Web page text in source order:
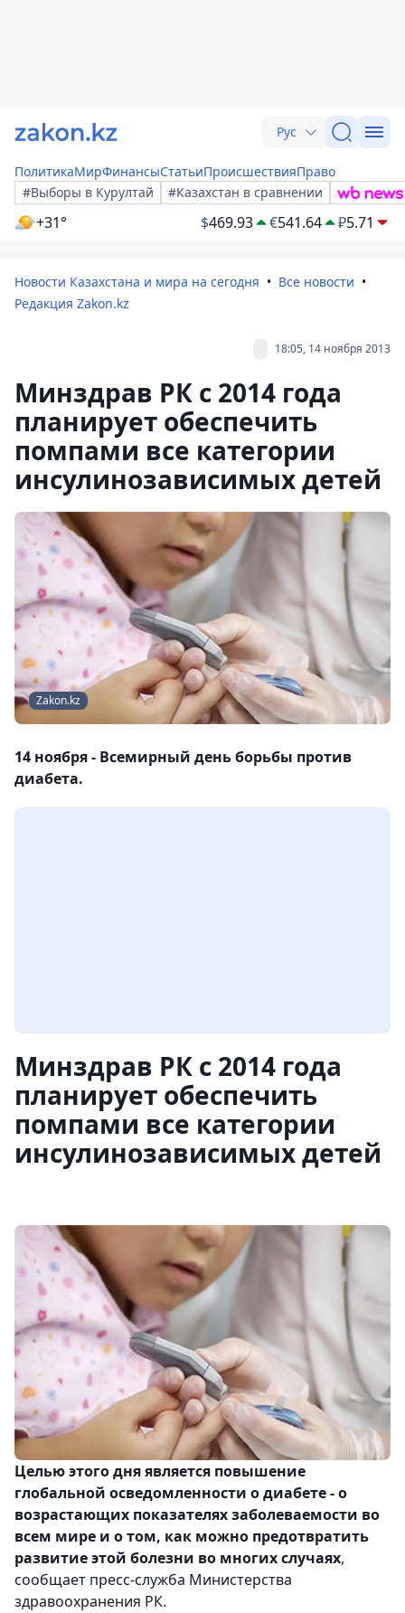
Рус
ПолитикаМирФинансыСтатьиПроисшествияПраво
#Выборы в Курултай
#Казахстан в сравнении
+31° $469.93 €541.64 ₽5.71
Новости Казахстана и мира на сегодня
Все новости
Редакция Zakon.kz
18:05, 14 ноября 2013
Минздрав РК с 2014 года
планирует обеспечить
помпами все категории
инсулинозависимых детей
Zakon.kz
14 ноября - Всемирный день борьбы против
диабета.
Минздрав РК с 2014 года
планирует обеспечить
помпами все категории
инсулинозависимых детей
Целью этого дня является повышение
глобальной осведомленности о диабете - о
возрастающих показателях заболеваемости во
всем мире и о том, как можно предотвратить
развитие этой болезни во многих случаях,
сообщает пресс-служба Министерства
здравоохранения РК.